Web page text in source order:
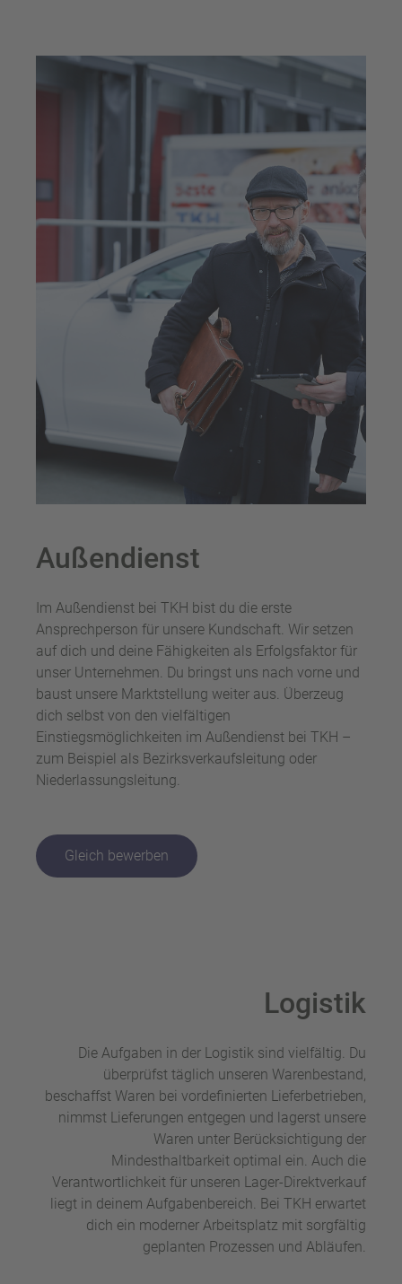
Außendienst
Im Außendienst bei TKH bist du die erste
Ansprechperson für unsere Kundschaft. Wir setzen
auf dich und deine Fähigkeiten als Erfolgsfaktor für
unser Unternehmen. Du bringst uns nach vorne und
baust unsere Marktstellung weiter aus. Überzeug
dich selbst von den vielfältigen
Einstiegsmöglichkeiten im Außendienst bei TKH –
zum Beispiel als Bezirksverkaufsleitung oder
Niederlassungsleitung.
Gleich bewerben
Logistik
Die Aufgaben in der Logistik sind vielfältig. Du
überprüfst täglich unseren Warenbestand,
beschaffst Waren bei vordefinierten Lieferbetrieben,
nimmst Lieferungen entgegen und lagerst unsere
Waren unter Berücksichtigung der
Mindesthaltbarkeit optimal ein. Auch die
Verantwortlichkeit für unseren Lager-Direktverkauf
liegt in deinem Aufgabenbereich. Bei TKH erwartet
dich ein moderner Arbeitsplatz mit sorgfältig
geplanten Prozessen und Abläufen.